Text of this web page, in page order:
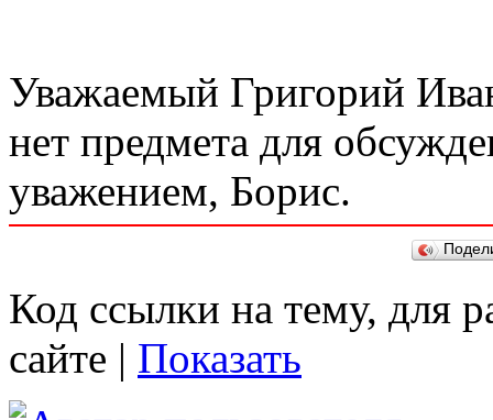
Уважаемый Григорий
нет предмета для
уважением, Борис.
Код ссылки на тему, для
сайте | Показать